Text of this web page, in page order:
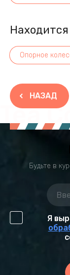
Опорное
НАЗАД
Tea
Будьте в
Я